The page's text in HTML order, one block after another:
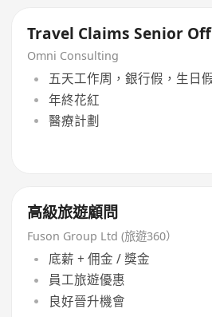
Travel Claims Senior
Omni Consulting
五天工作周，銀行假，生日
年終花紅
醫療計劃
高級旅遊顧問
Fuson Group Ltd (旅遊360）
底薪 + 佣金 / 獎金
員工旅遊優惠
良好晉升機會